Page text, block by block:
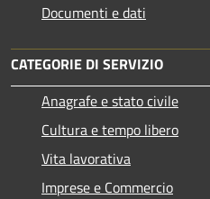
Documenti e dati
CATEGORIE DI SERVIZIO
Anagrafe e stato civile
Cultura e tempo libero
Vita lavorativa
Imprese e Commercio